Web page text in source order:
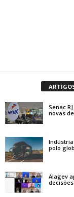
Senac
novas
polo
Alagev